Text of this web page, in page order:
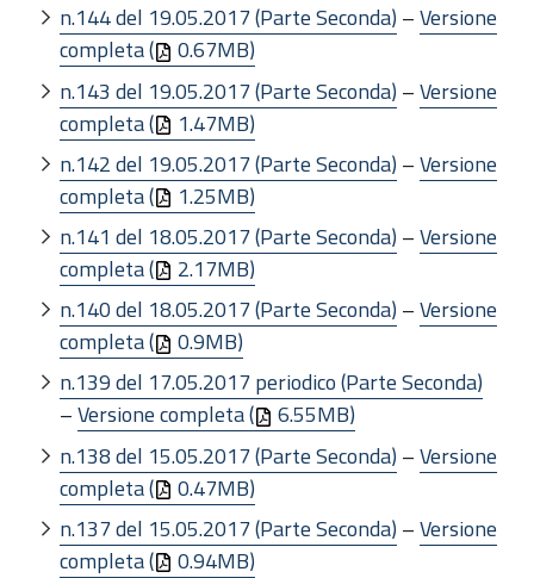
n.144 del 19.05.2017 (Parte Seconda) –Versione
completa (
0.67MB)
n.143 del 19.05.2017 (Parte Seconda) –Versione
completa (
1.47MB)
n.142 del 19.05.2017 (Parte Seconda) –Versione
completa (
1.25MB)
n.141 del 18.05.2017 (Parte Seconda) –Versione
completa (
2.17MB)
n.140 del 18.05.2017 (Parte Seconda) –Versione
completa (
0.9MB)
n.139 del 17.05.2017 periodico (Parte Seconda)
–Versione completa (
6.55MB)
n.138 del 15.05.2017 (Parte Seconda) –Versione
completa (
0.47MB)
n.137 del 15.05.2017 (Parte Seconda) –Versione
completa (
0.94MB)